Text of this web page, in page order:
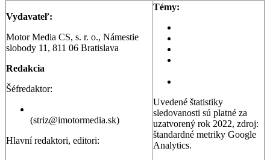
Vydavateľ:
Motor Media CS, s. r. o., Námestie
slobody 11, 811 06 Bratislava
Redakcia
Šéfredaktor:
(striz@imotormedia.sk)
Hlavní redaktori, editori:
Témy:
Uvedené štatistiky
sledovanosti sú platné za
uzatvorený rok 2022, zdroj:
štandardné metriky Google
Analytics.